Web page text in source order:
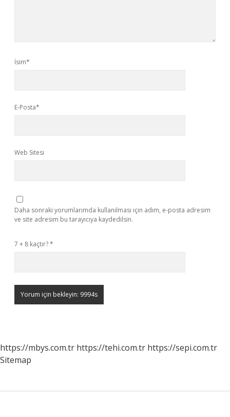
İsim*
E-Posta*
Web Sitesi
Daha sonraki yorumlarımda kullanılması için adım, e-posta adresim
ve site adresim bu tarayıcıya kaydedilsin.
7 + 8 kaçtır?*
https://mbys.com.tr https://tehi.com.tr https://sepi.com.tr
Sitemap